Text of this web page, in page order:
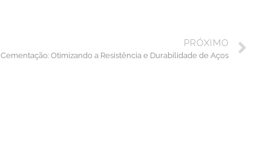
PRÓXIMO
Cementação: Otimizando a Resistência e Durabilidade de Aços